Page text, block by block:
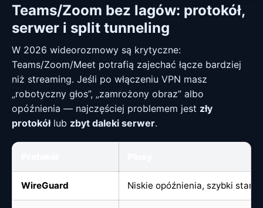
Teams/Zoom bez lagów: protokół,
serwer i split tunneling
W 2026 wideorozmowy są krytyczne:
Teams/Zoom/Meet potrafią zajechać łącze bardziej
niż streaming. Jeśli po włączeniu VPN masz
„robotyczny głos”, „zamrożony obraz” albo
opóźnienia — najczęściej problemem jest zły
protokółlub zbyt daleki serwer.
WireGuard Niskie opóźnienia, szybki start,